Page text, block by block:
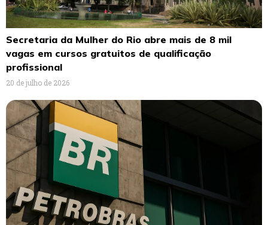
Secretaria da Mulher do Rio abre mais de 8 mil
vagas em cursos gratuitos de qualificação
profissional
20 de julho de 2026